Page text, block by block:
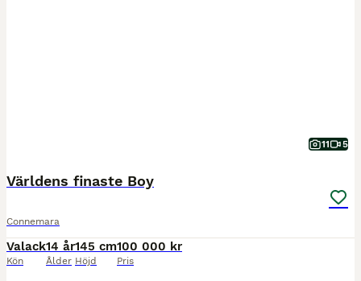
11 5
Världens finaste Boy
Connemara
Valack
Kön
14 år
Ålder
145 cm
Höjd
100 000 kr
Pris